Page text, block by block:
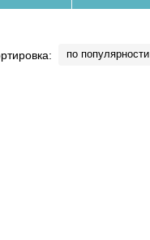
по популярности